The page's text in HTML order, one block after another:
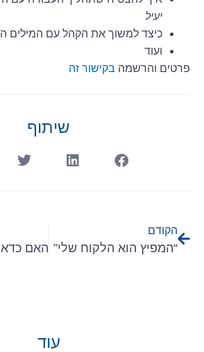
יעיל
כיצד למשוך את הקהל עם המילים
ועוד
פרטים והרשמה בקישור זה
שיתוף
הקודם
“המפיץ הוא הלקוח שלי”
עוד